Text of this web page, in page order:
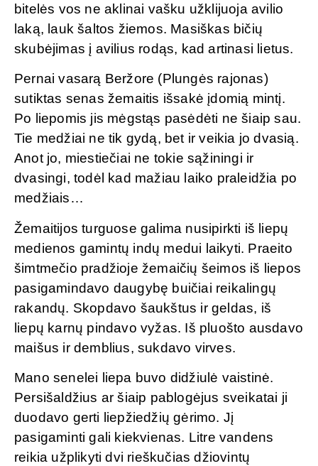
bitelės vos ne aklinai vašku užklijuoja avilio
laką, lauk šaltos žiemos. Masiškas bičių
skubėjimas į avilius rodąs, kad artinasi lietus.
Pernai vasarą Beržore (Plungės rajonas)
sutiktas senas žemaitis išsakė įdomią mintį.
Po liepomis jis mėgstąs pasėdėti ne šiaip sau.
Tie medžiai ne tik gydą, bet ir veikia jo dvasią.
Anot jo, miestiečiai ne tokie sąžiningi ir
dvasingi, todėl kad mažiau laiko praleidžia po
medžiais…
Žemaitijos turguose galima nusipirkti iš liepų
medienos gamintų indų medui laikyti. Praeito
šimtmečio pradžioje žemaičių šeimos iš liepos
pasigamindavo daugybę buičiai reikalingų
rakandų. Skopdavo šaukštus ir geldas, iš
liepų karnų pindavo vyžas. Iš pluošto ausdavo
maišus ir demblius, sukdavo virves.
Mano senelei liepa buvo didžiulė vaistinė.
Persišaldžius ar šiaip pablogėjus sveikatai ji
duodavo gerti liepžiedžių gėrimo. Jį
pasigaminti gali kiekvienas. Litre vandens
reikia užplikyti dvi rieškučias džiovintų